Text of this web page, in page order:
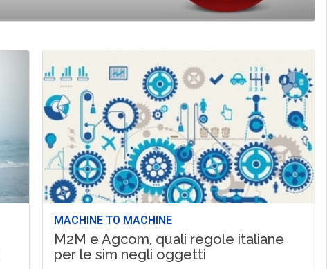
MACHINE TO MACHINE
M2M e Agcom, quali regole italiane
per le sim negli oggetti